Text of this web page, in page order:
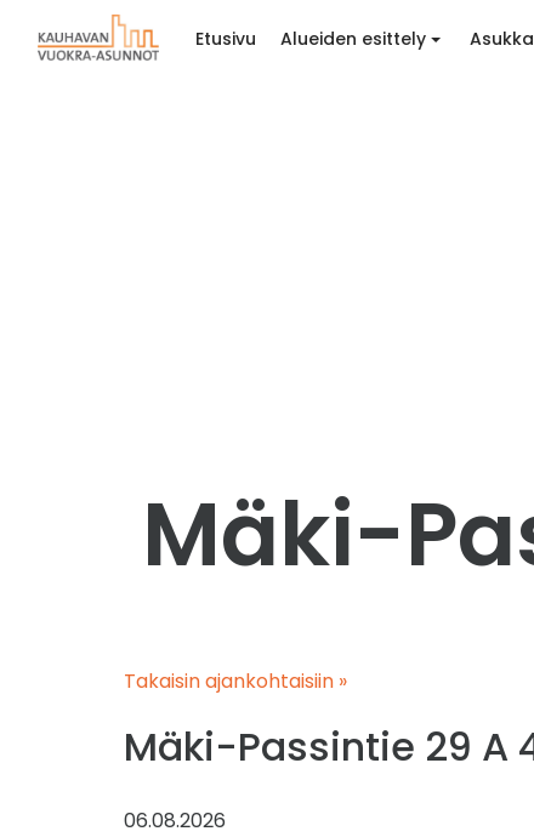
Etusivu Alueiden esittely
Mäki-
Takaisin ajankohtaisiin »
Mäki-Passintie 29 A
06.08.2026